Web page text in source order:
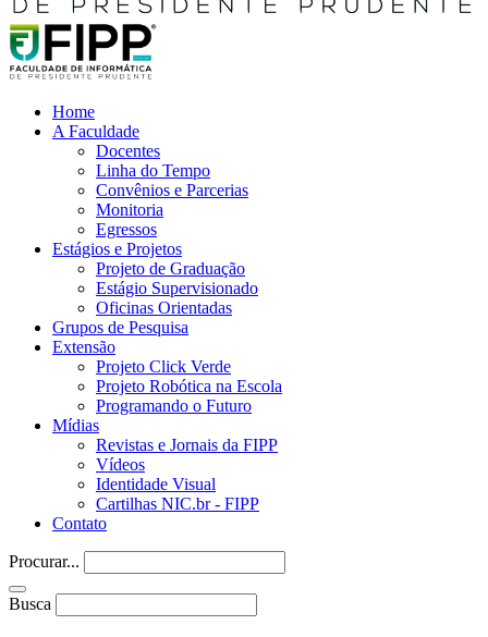
Home
A Faculdade
Docentes
Linha do Tempo
Convênios e Parcerias
Monitoria
Egressos
Estágios e Projetos
Projeto de Graduação
Estágio Supervisionado
Oficinas Orientadas
Grupos de Pesquisa
Extensão
Projeto Click Verde
Projeto Robótica na Escola
Programando o Futuro
Mídias
Revistas e Jornais da FIPP
Vídeos
Identidade Visual
Cartilhas NIC.br - FIPP
Contato
Procurar...
Busca